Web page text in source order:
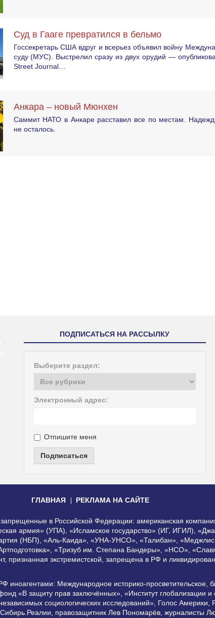
Суд в Гааге превратился в бельмо
Госсекретарь США вдруг и всерьез объявил войну
суду (МУС). Выстрелил сразу из двух орудий —
Street Journal…
Анкара – новый Мюнхен
Саммит НАТО в Анкаре расставил все по местам. Надежд
не осталось.
ПОДПИСАТЬСЯ НА РАССЫЛКУ
Выберите раздел:
Электронный адрес:
Отпишите меня
Подписаться
ГЛАВНАЯ РЕКЛАМА НА САЙТЕ
запрещенные в Российской Федерации: американская
армия» (УПА), «Исламское государство» (ИГ, ИГИЛ),
(НБП), «Аль-Каида», «УНА-УНСО», «Талибан», «Меджлис
«Тризуб им. Степана Бандеры», «НСО»,
признанная экстремистской, запрещена в РФ и
Международное историко-просветительское,
«В защиту прав заключённых», «Институт глобализации
социологических исследований», Голос
правозащитник Лев Пономарёв, журналисты